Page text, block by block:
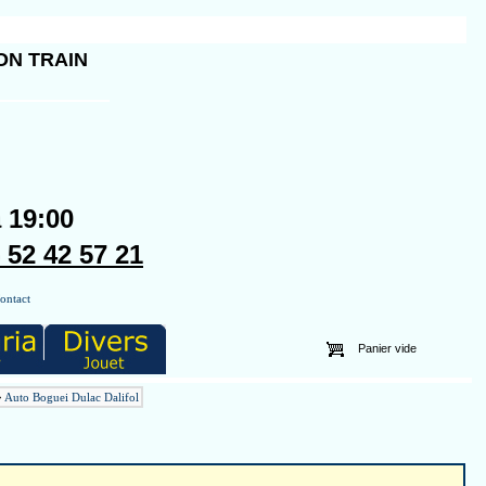
TRAIN
42 57 21
Panier vide
Auto Boguei Dulac Dalifol